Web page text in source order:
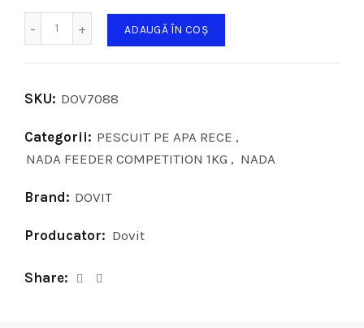
ADAUGĂ ÎN COȘ
SKU: DOV7088
Categorii: PESCUIT PE APA RECE ,
NADA FEEDER COMPETITION 1KG , NADA
Brand: DOVIT
Producator: Dovit
Share